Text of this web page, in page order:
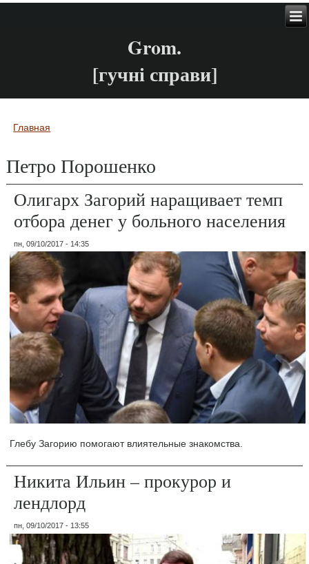
Grom.
[гучні справи]
Вы здесь
Главная
Петро Порошенко
Олигарх Загорий наращивает темп
отбора денег у больного населения
пн, 09/10/2017 - 14:35
Глебу Загорию помогают влиятельные знакомства.
Никита Ильин – прокурор и
лендлорд
пн, 09/10/2017 - 13:55